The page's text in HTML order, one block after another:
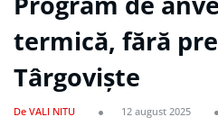
termică, fără
Târgoviște
De VALI NITU 12 august 2025